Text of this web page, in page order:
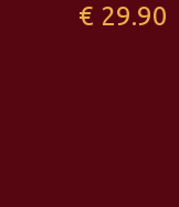
€ 29.90